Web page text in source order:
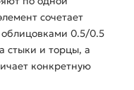
сочетает
0.5/0.5
стыки и торцы, а
конкретную